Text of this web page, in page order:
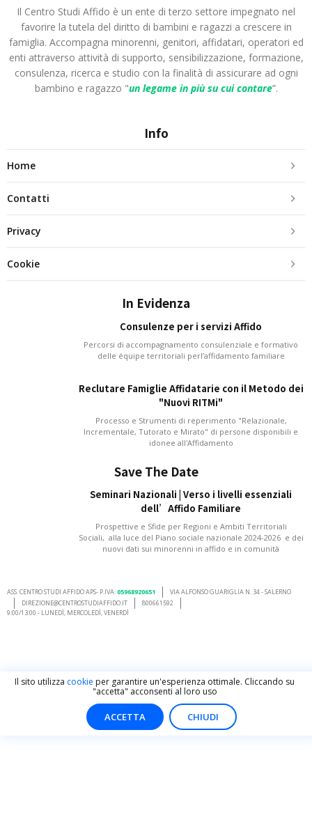
Il Centro Studi Affido è un ente di terzo settore impegnato nel
favorire la tutela del diritto di bambini e ragazzi a crescere in
famiglia. Accompagna minorenni, genitori, affidatari, operatori ed
enti attraverso attività di supporto, sensibilizzazione, formazione,
consulenza, ricerca e studio con la finalità di assicurare ad ogni
bambino e ragazzo "un legame in più su cui contare”.
Info
Home
Contatti
Privacy
Cookie
In Evidenza
Consulenze per i servizi Affido
Percorsi di accompagnamento consulenziale e formativo
delle équipe territoriali perl’affidamento familiare
Reclutare Famiglie Affidatarie con il Metodo dei
"Nuovi RITMi"
Processo e Strumenti di reperimento "Relazionale,
Incrementale, Tutorato e Mirato" di persone disponibili e
idonee all'Affidamento
Save The Date
Seminari Nazionali | Verso i livelli essenziali
dell’Affido Familiare
Prospettive e Sfide per Regioni e Ambiti Territoriali
Sociali, alla luce del Piano sociale nazionale 2024-2026 e dei
nuovi dati sui minorenni in affido e in comunità
ASS. CENTRO STUDI AFFIDO APS- P.IVA:05968920651
VIA ALFONSO GUARIGLIA N. 34 - SALERNO
DIREZIONE@CENTROSTUDIAFFIDO.IT
800661592
9:00/13:00 - LUNEDÌ, MERCOLEDÌ, VENERDÌ
Il sito utilizza cookie per garantire un'esperienza ottimale. Cliccando su
"accetta" acconsenti al loro uso
ACCETTA CHIUDI